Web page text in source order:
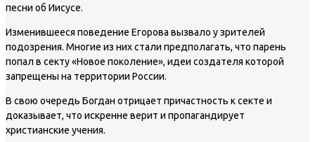
песни об Иисусе.
Изменившееся поведение Егорова вызвало у зрителей
подозрения. Многие из них стали предполагать, что парень
попал в секту «Новое поколение», идеи создателя которой
запрещены на территории России.
В свою очередь Богдан отрицает причастность к секте и
доказывает, что искренне верит и пропагандирует
христианские учения.